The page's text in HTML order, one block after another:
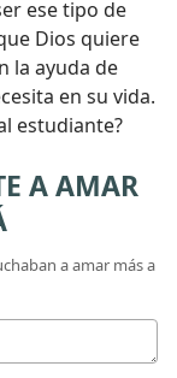
ese tipo de
Dios quiere
la ayuda de
en su vida.
estudiante?
A AMAR
a amar más a